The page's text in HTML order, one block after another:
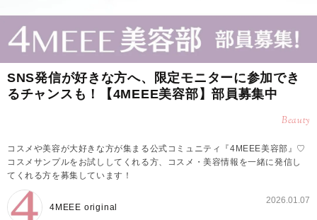
SNS発信が好きな方へ、限定モニターに参加でき
るチャンスも！【4MEEE美容部】部員募集中
Beauty
コスメや美容が大好きな方が集まる公式コミュニティ『4MEEE美容部』♡
コスメサンプルをお試ししてくれる方、コスメ・美容情報を一緒に発信し
てくれる方を募集しています！
4MEEE original
2026.01.07